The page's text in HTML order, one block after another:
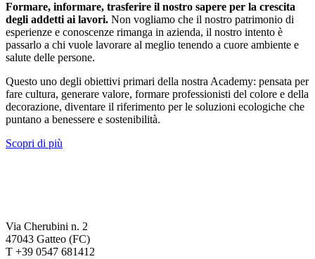
Formare, informare, trasferire il nostro sapere per la crescita
degli addetti ai lavori. Non vogliamo che il nostro patrimonio di
esperienze e conoscenze rimanga in azienda, il nostro intento è
passarlo a chi vuole lavorare al meglio tenendo a cuore ambiente e
salute delle persone.
Questo uno degli obiettivi primari della nostra Academy: pensata per
fare cultura, generare valore, formare professionisti del colore e della
decorazione, diventare il riferimento per le soluzioni ecologiche che
puntano a benessere e sostenibilità.
Scopri di più
Via Cherubini n. 2
47043 Gatteo (FC)
T +39 0547 681412